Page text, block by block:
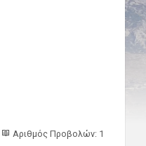
Αριθμός Προβολών: 1